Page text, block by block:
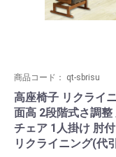
商品コード： qt-sbrisu
高座椅子 リクライ
面高 2段階式さ調
チェア 1人掛け 肘
リクライニング(代